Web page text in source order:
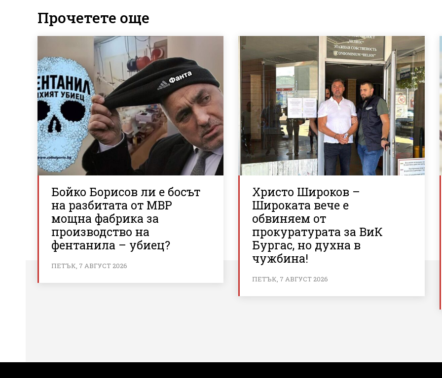
Прочетете още
Бойко Борисов ли е босът
на разбитата от МВР
мощна фабрика за
производство на
фентанила – убиец?
ПЕТЪК, 7 АВГУСТ 2026
Христо Широков –
Широката вече е
обвиняем от
прокуратурата за ВиК
Бургас, но духна в
чужбина!
ПЕТЪК, 7 АВГУСТ 2026